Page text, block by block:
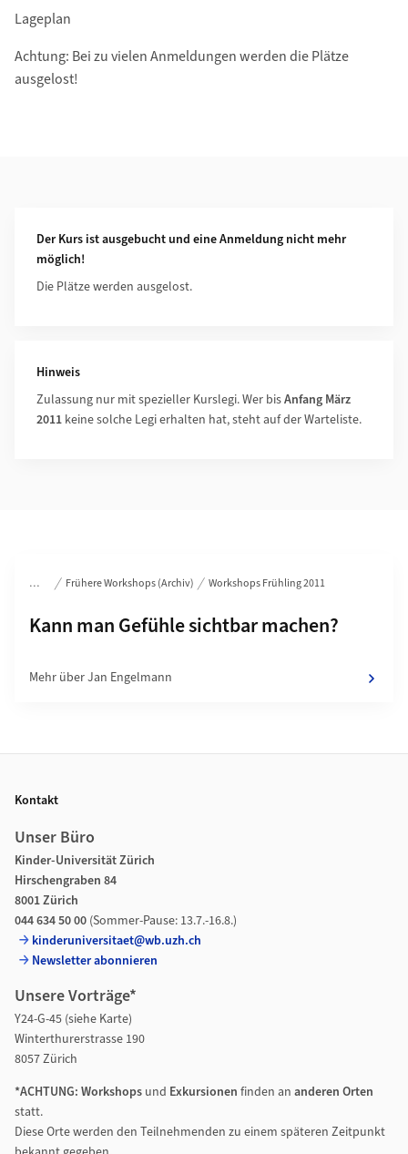
Lageplan
Achtung: Bei zu vielen Anmeldungen werden die Plätze
ausgelost!
Der Kurs ist ausgebucht und eine Anmeldung nicht mehr
möglich!
Die Plätze werden ausgelost.
Hinweis
Zulassung nur mit spezieller Kurslegi. Wer bisAnfang März
2011 keine solche Legi erhalten hat, steht auf der Warteliste.
Frühere Workshops (Archiv) Workshops Frühling 2011
Unterseiten von
Kann man Gefühle sichtbar machen?
Mehr über Jan Engelmann
Kontakt
Unser Büro
Kinder-Universität Zürich
Hirschengraben 84
8001 Zürich
044 634 50 00 (Sommer-Pause: 13.7.-16.8.)
kinderuniversitaet@wb.uzh.ch
Newsletter abonnieren
Unsere Vorträge*
Y24-G-45 (siehe Karte)
Winterthurerstrasse 190
8057 Zürich
*ACHTUNG: Workshops und Exkursionen finden an anderen Orten
statt.
Diese Orte werden den Teilnehmenden zu einem späteren Zeitpunkt